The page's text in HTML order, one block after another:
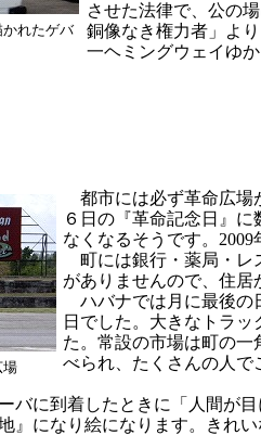
かれたゲバ
させた法律で、公の
銅像なき権力者」よ
一ヘミングウェイゆ
場
都市には必ず革命広場
６日の『革命記念日』
なくなるそうです。2009
町には銀行・薬局・レ
がありませんので、住居
ハバナでは月に最後の
日でした。大きなトラ
た。常設の市場は町の
べられ、たくさんの人で
バに到着したときに「人間が
』になり絵になります。きれ